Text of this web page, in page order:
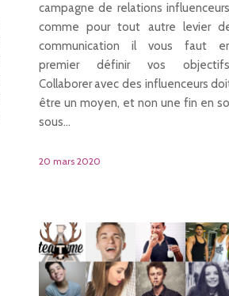
campagne de relations
comme pour tout autre levier
communication il vous faut
premier définir vos
Collaborer avec des influenceurs
être un moyen, et non une fin en
sous…
20 mars 2020